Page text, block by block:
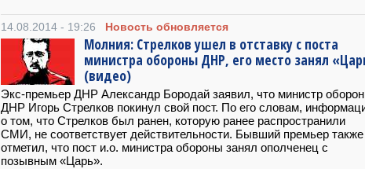
14.08.2014 - 19:26 Новость обновляется
Молния: Стрелков ушел в отставку с поста
министра обороны ДНР, его место занял
(видео)
Экс-премьер ДНР Александр Бородай заявил, что министр
ДНР Игорь Стрелков покинул свой пост. По его словам,
о том, что Стрелков был ранен, которую ранее распространили
СМИ, не соответствует действительности. Бывший премьер также
отметил, что пост и.o. министра обороны занял ополченец с
позывным «Царь».